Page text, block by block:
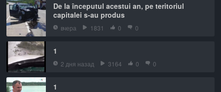
De la începutul acestui an, pe teritoriul
capitalei s-au produs
вчера 1831 0 0
1
2 дня назад 3164 0 0
1